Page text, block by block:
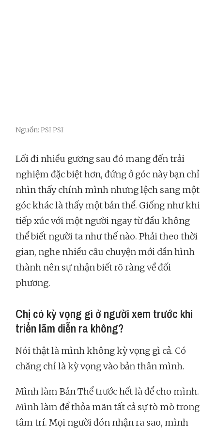
Nguồn: PSI PSI
Lối đi nhiều gương sau đó mang đến trải
nghiệm đặc biệt hơn, đứng ở góc này bạn chỉ
nhìn thấy chính mình nhưng lệch sang một
góc khác là thấy một bản thể. Giống như khi
tiếp xúc với một người ngay từ đầu không
thể biết người ta như thế nào. Phải theo thời
gian, nghe nhiều câu chuyện mới dần hình
thành nên sự nhận biết rõ ràng về đối
phương.
Chị có kỳ vọng gì ở người xem trước khi
triển lãm diễn ra không?
Nói thật là mình không kỳ vọng gì cả. Có
chăng chỉ là kỳ vọng vào bản thân mình.
Mình làm Bản Thể trước hết là để cho mình.
Mình làm để thỏa mãn tất cả sự tò mò trong
tâm trí. Mọi người đón nhận ra sao, mình